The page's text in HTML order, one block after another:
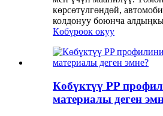
көрсөтүлгөндөй,
колдонуу боюнча
Көбүрөөк окуу
Көбүктүү PP
материалы деген